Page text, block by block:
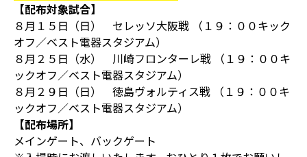
【配布対象試合】
８月１５日（日） セレッソ大阪戦 （１９：００キック
オフ／ベスト電器スタジアム）
８月２５日（水） 川崎フロンターレ戦 （１９：００キ
ックオフ／ベスト電器スタジアム）
８月２９日（日） 徳島ヴォルティス戦 （１９：００キ
ックオフ／ベスト電器スタジアム）
【配布場所】
メインゲート、バックゲート